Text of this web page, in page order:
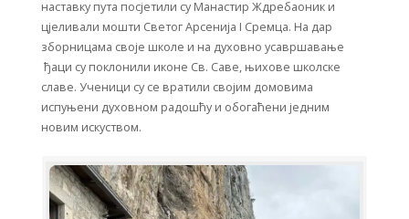
наставку пута посјетили су Манастир Ждребаоник и
цјеливали мошти Светог Арсенија I Сремца. На дар
зборницама своје школе и на духовно усавршавање
ђаци су поклонили иконе Св. Саве, њихове школске
славе. Ученици су се вратили својим домовима
испуњени духовном радошћу и обогаћени једним
новим искуством.